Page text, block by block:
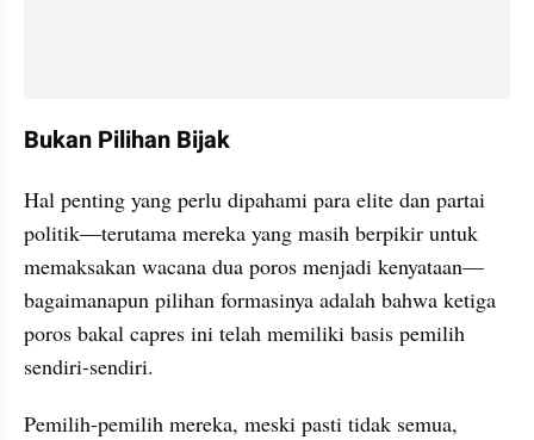
Bukan Pilihan Bijak
Hal penting yang perlu dipahami para elite dan partai
politik—terutama mereka yang masih berpikir untuk
memaksakan wacana dua poros menjadi kenyataan—
bagaimanapun pilihan formasinya adalah bahwa ketiga
poros bakal capres ini telah memiliki basis pemilih
sendiri-sendiri.
Pemilih-pemilih mereka, meski pasti tidak semua,